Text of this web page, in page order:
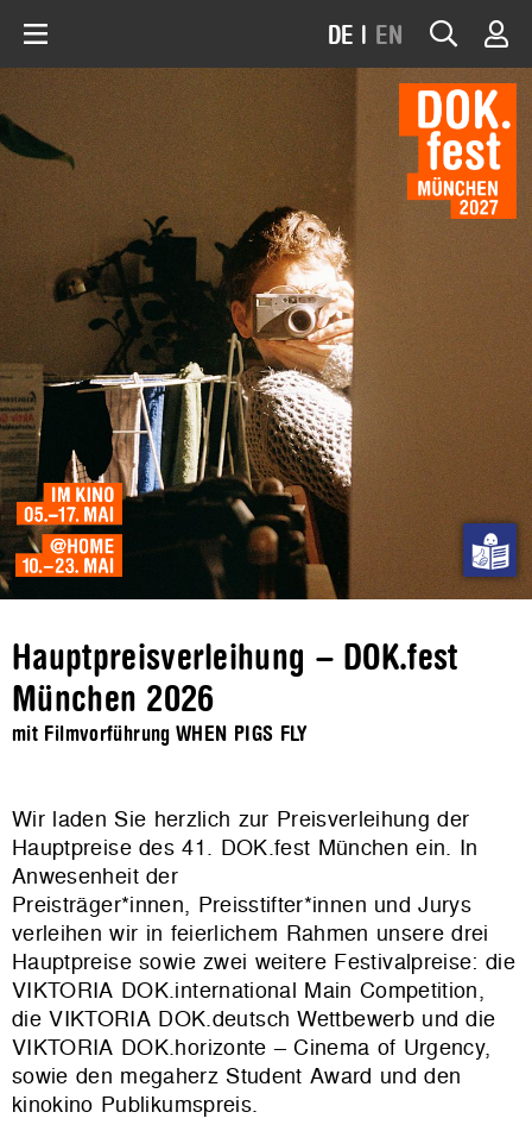
DE | EN
Hauptpreisverleihung – DOK.fest
München 2026
mit Filmvorführung WHEN PIGS FLY
Wir laden Sie herzlich zur Preisverleihung der
Hauptpreise des 41. DOK.fest München ein. In
Anwesenheit der
Preisträger*innen, Preisstifter*innen und Jurys
verleihen wir in feierlichem Rahmen unsere drei
Hauptpreise sowie zwei weitere Festivalpreise: die
VIKTORIA DOK.international Main Competition,
die VIKTORIA DOK.deutsch Wettbewerb und die
VIKTORIA DOK.horizonte – Cinema of Urgency,
sowie den megaherz Student Award und den
kinokino Publikumspreis.